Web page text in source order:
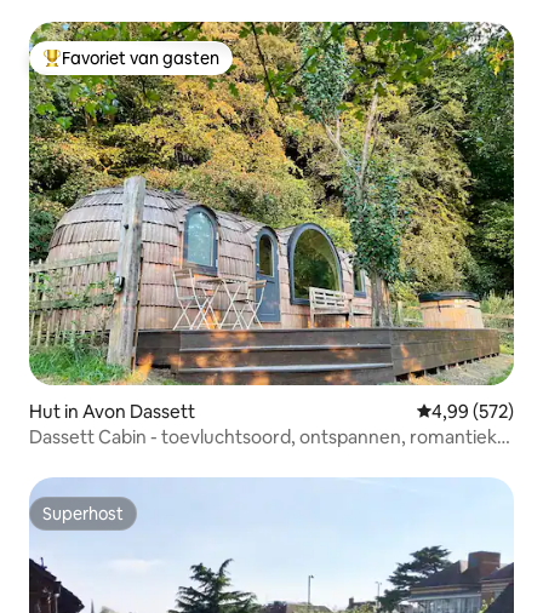
Topfavoriet van gasten
Favoriet van gasten
Hut in Avon Dassett Gemiddelde
4,99 (572)
Dassett Cabin - toevluchtsoord, ontspannen, romantiek,
Superhost
Superhost